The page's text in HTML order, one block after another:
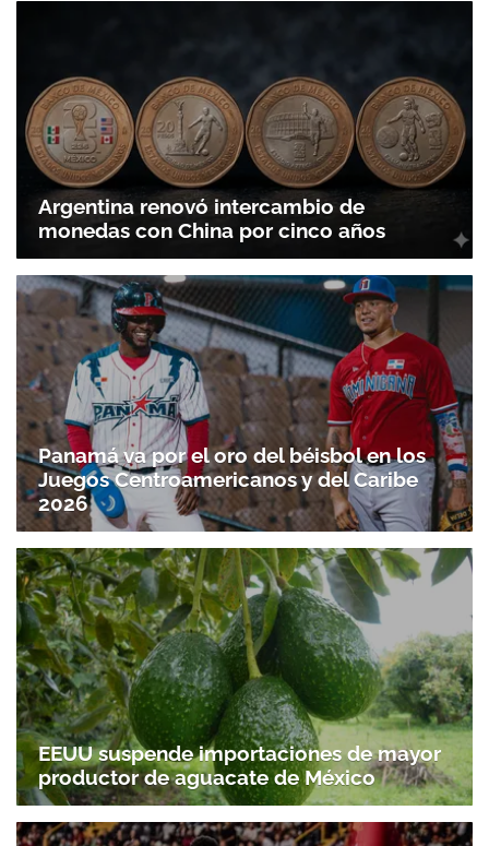
Argentina renovó intercambio de
monedas con China por cinco años
Panamá va por el oro del béisbol en los
Juegos Centroamericanos y del Caribe
2026
EEUU suspende importaciones de mayor
productor de aguacate de México